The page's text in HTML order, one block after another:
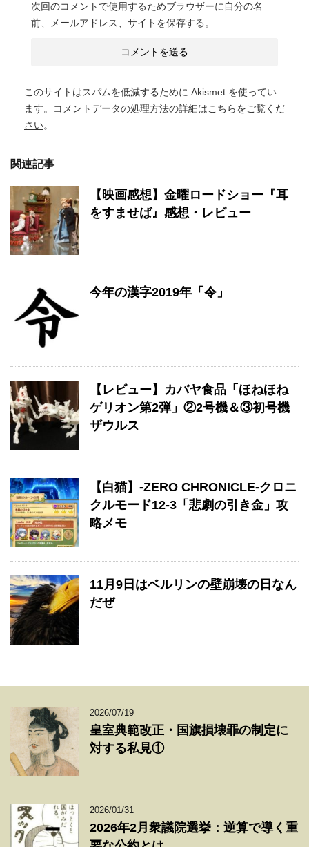
次回のコメントで使用するためブラウザーに自分の名
前、メールアドレス、サイトを保存する。
このサイトはスパムを低減するために Akismet を使ってい
ます。
コメントデータの処理方法の詳細はこちらをご覧くだ
さい。
関連記事
【映画感想】金曜ロードショー『耳
をすませば』感想・レビュー
今年の漢字2019年「令」
【レビュー】カバヤ食品「ほねほね
ゲリオン第2弾」②2号機＆③初号機
ザウルス
【白猫】-ZERO CHRONICLE-クロニ
クルモード12-3「悲劇の引き金」攻
略メモ
11月9日はベルリンの壁崩壊の日なん
だぜ
2026/07/19
皇室典範改正・国旗損壊罪の制定に
対する私見①
2026/01/31
2026年2月衆議院選挙：逆算で導く重